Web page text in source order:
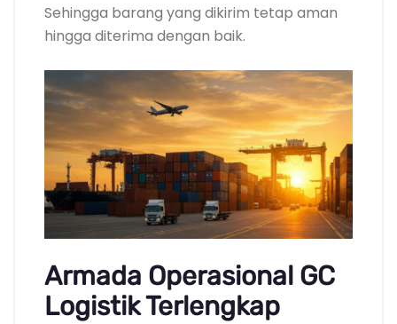
Sehingga barang yang dikirim tetap aman
hingga diterima dengan baik.
Armada Operasional GC
Logistik Terlengkap